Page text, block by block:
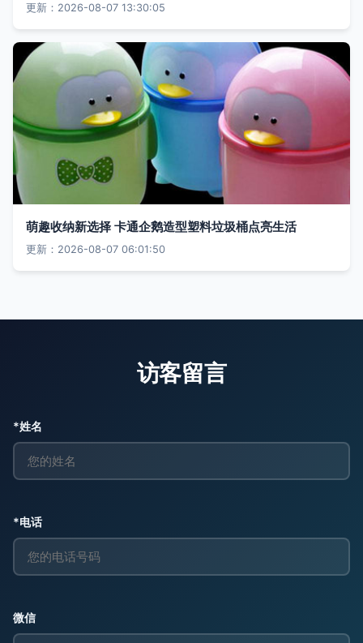
更新：2026-08-07 13:30:05
萌趣收纳新选择 卡通企鹅造型塑料垃圾桶点亮生活
更新：2026-08-07 06:01:50
访客留言
*姓名
*电话
微信